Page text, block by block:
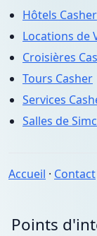
Hôtels Casher
Locations de
Croisières
Tours Casher
Services
Salles de
Accueil · Contact
Points